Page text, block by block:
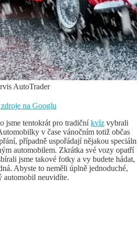
AutoTrader
na Googlu
jsme tentokrát pro tradičníkvíz vybrali
v čase vánočním totiž občas
případně uspořádají nějakou
automobilem. Zkrátka své vozy opatří
jsme takové fotky a vy budete hádat,
Abyste to neměli úplně jednoduché,
automobil neuvidíte.